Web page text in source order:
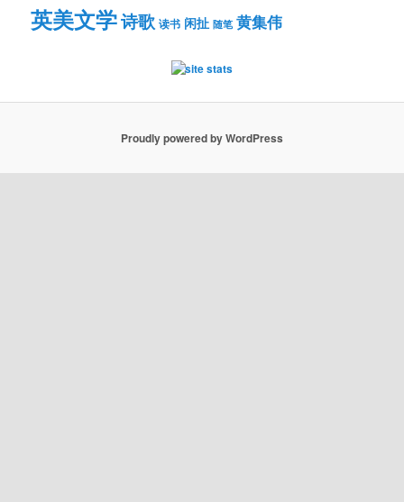
英美文学诗歌 读书 闲扯 随笔 黄集伟
Proudly powered by WordPress